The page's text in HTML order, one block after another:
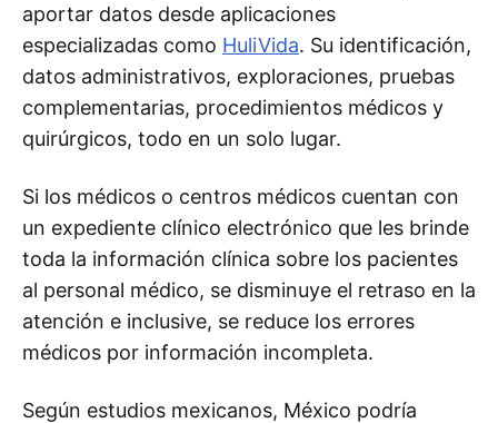
aportar datos desde aplicaciones
especializadas como HuliVida. Su identificación,
datos administrativos, exploraciones, pruebas
complementarias, procedimientos médicos y
quirúrgicos, todo en un solo lugar.
Si los médicos o centros médicos cuentan con
un expediente clí­nico electrónico que les brinde
toda la información clí­nica sobre los pacientes
al personal médico, se disminuye el retraso en la
atención e inclusive, se reduce los errores
médicos por información incompleta.
Según estudios mexicanos, México podrí­a